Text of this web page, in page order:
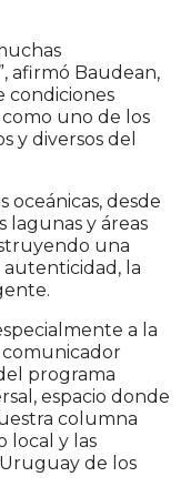
afirmó Baudean,
condiciones
uno de los
y diversos del
oceánicas, desde
lagunas y áreas
una
la
a la
comunicador
programa
espacio donde
columna
local y las
de los